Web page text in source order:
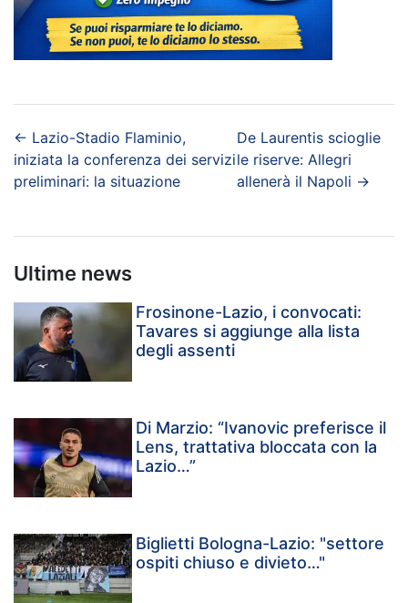
← Lazio-Stadio Flaminio,
iniziata la conferenza dei servizi
preliminari: la situazione
De Laurentis scioglie
le riserve: Allegri
allenerà il Napoli →
Ultime news
Frosinone-Lazio, i convocati:
Tavares si aggiunge alla lista
degli assenti
Di Marzio: “Ivanovic preferisce il
Lens, trattativa bloccata con la
Lazio…”
Biglietti Bologna-Lazio: "settore
ospiti chiuso e divieto…"